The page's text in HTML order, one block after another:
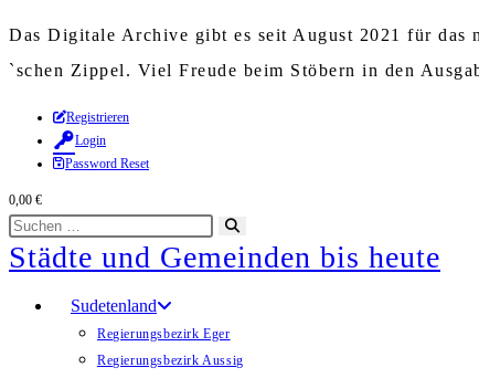
Das Digitale Archive gibt es seit August 2021 für das
`schen Zippel. Viel Freude beim Stöbern in den
Zum
Inhalt
springen
Registrieren
Login
Password Reset
0,00 €
Diese
Website
durchsuchen
starten
Städte und Gemeinden bis heute
Sudetenland
Regierungsbezirk Eger
Regierungsbezirk Aussig